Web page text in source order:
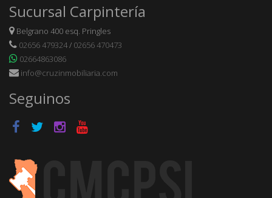
Sucursal Carpintería
Belgrano 400 esq. Pringles
02656 479324/ 02656 470473
02664863086
info@cruzinmobiliaria.com
Seguinos